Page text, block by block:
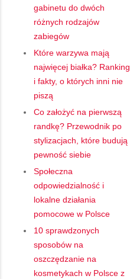
gabinetu do dwóch
różnych rodzajów
zabiegów
Które warzywa mają
najwięcej białka? Ranking
i fakty, o których inni nie
piszą
Co założyć na pierwszą
randkę? Przewodnik po
stylizacjach, które budują
pewność siebie
Społeczna
odpowiedzialność i
lokalne działania
pomocowe w Polsce
10 sprawdzonych
sposobów na
oszczędzanie na
kosmetykach w Polsce z